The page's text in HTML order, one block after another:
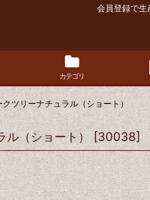
会員登録で生
カテゴリ
クツリーナチュラル（ショート）
ル（ショート） [30038]